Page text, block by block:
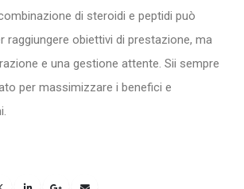
di steroidi e peptidi può
raggiungere obiettivi di prestazione, ma
e una gestione attente. Sii sempre
per massimizzare i benefici e